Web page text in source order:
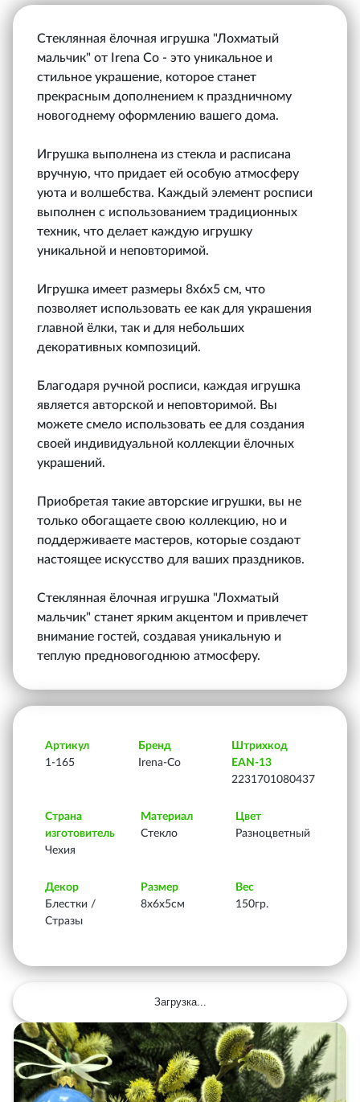
Стеклянная ёлочная игрушка "Лохматый
мальчик" от Irena Co - это уникальное и
стильное украшение, которое станет
прекрасным дополнением к праздничному
новогоднему оформлению вашего дома.
Игрушка выполнена из стекла и расписана
вручную, что придает ей особую атмосферу
уюта и волшебства. Каждый элемент росписи
выполнен с использованием традиционных
техник, что делает каждую игрушку
уникальной и неповторимой.
Игрушка имеет размеры 8х6х5 см, что
позволяет использовать ее как для украшения
главной ёлки, так и для небольших
декоративных композиций.
Благодаря ручной росписи, каждая игрушка
является авторской и неповторимой. Вы
можете смело использовать ее для создания
своей индивидуальной коллекции ёлочных
украшений.
Приобретая такие авторские игрушки, вы не
только обогащаете свою коллекцию, но и
поддерживаете мастеров, которые создают
настоящее искусство для ваших праздников.
Стеклянная ёлочная игрушка "Лохматый
мальчик" станет ярким акцентом и привлечет
внимание гостей, создавая уникальную и
теплую предновогоднюю атмосферу.
Артикул
1-165
Бренд
Irena-Co
Штрихкод
EAN-13
2231701080437
Страна
изготовитель
Чехия
Материал
Стекло
Цвет
Разноцветный
Декор
Блестки /
Стразы
Размер
8х6х5см
Вес
150гр.
Загрузка...